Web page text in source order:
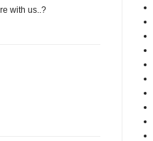
with us..?